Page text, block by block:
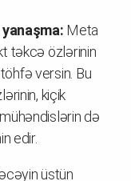
Meta
təkcə özlərinin
töhfə versin. Bu
kiçik
də
edir.
üstün